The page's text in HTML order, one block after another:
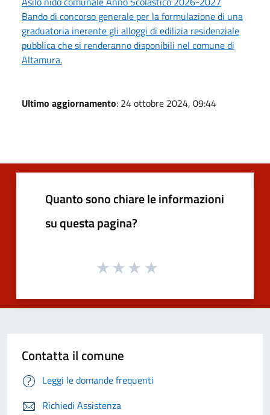
Bando di concorso generale per la formulazione di una
graduatoria inerente gli alloggi di edilizia residenziale
pubblica che si renderanno disponibili nel comune di
Altamura.
Ultimo aggiornamento: 24 ottobre 2024, 09:44
Quanto sono chiare le informazioni
su questa pagina?
Contatta il comune
Leggi le domande frequenti
Richiedi Assistenza